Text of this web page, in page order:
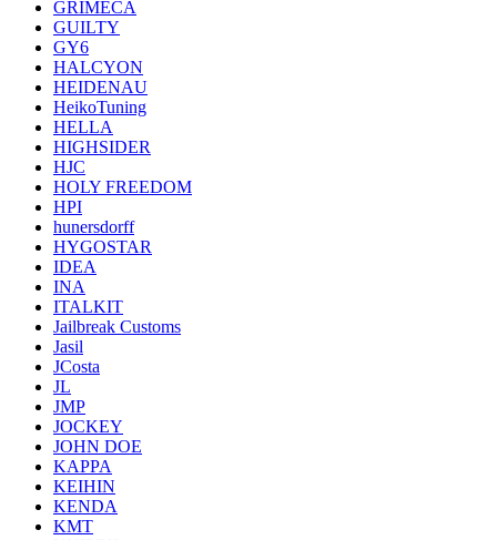
GRIMECA
GUILTY
GY6
HALCYON
HEIDENAU
HeikoTuning
HELLA
HIGHSIDER
HJC
HOLY FREEDOM
HPI
hunersdorff
HYGOSTAR
IDEA
INA
ITALKIT
Jailbreak Customs
Jasil
JCosta
JL
JMP
JOCKEY
JOHN DOE
KAPPA
KEIHIN
KENDA
KMT